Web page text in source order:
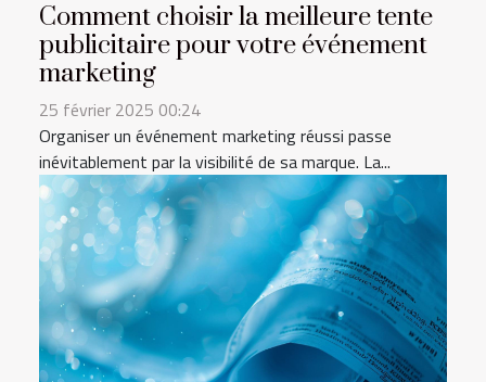
Comment choisir la meilleure tente
publicitaire pour votre événement
marketing
25 février 2025 00:24
Organiser un événement marketing réussi passe
inévitablement par la visibilité de sa marque. La...